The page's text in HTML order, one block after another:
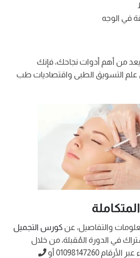
في الوجه
من أهم أدوات نجاحك، فإنك
التسويق الطبى واقتصاديات طب
والتفاصيل، عن كورس التجميل
في الدورة المُقبلة، من خلال
01098147260 أو